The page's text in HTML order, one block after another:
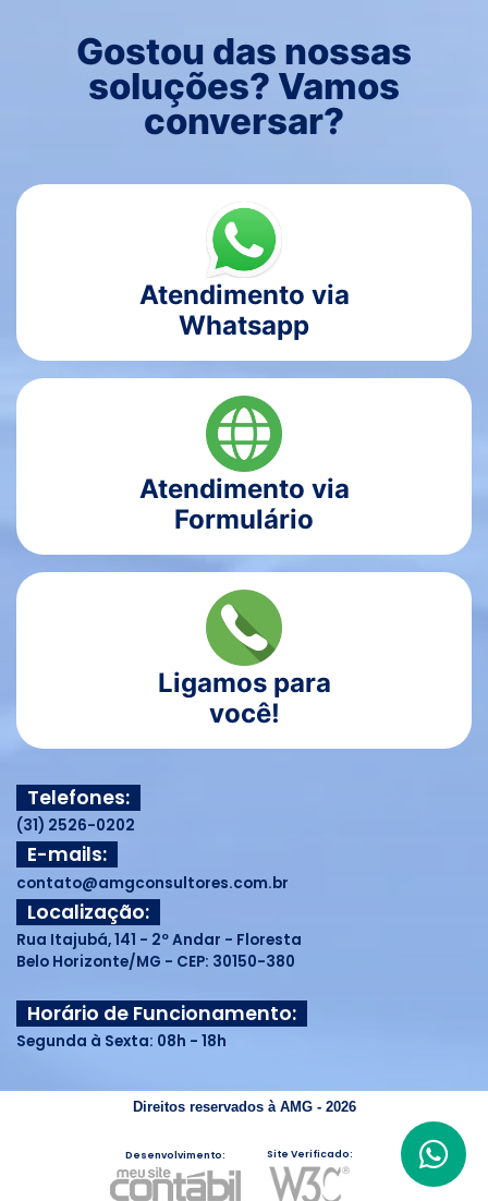
Gostou das nossas
soluções? Vamos
conversar?
Atendimento via
Whatsapp
Atendimento via
Formulário
Ligamos para
você!
Telefones:
(31) 2526-0202
E-mails:
contato@amgconsultores.com.br
Localização:
Rua Itajubá, 141 - 2º Andar - Floresta
Belo Horizonte/MG - CEP: 30150-380
Horário de Funcionamento:
Segunda à Sexta: 08h - 18h
Direitos reservados à AMG - 2026
Desenvolvimento: Site Verificado: